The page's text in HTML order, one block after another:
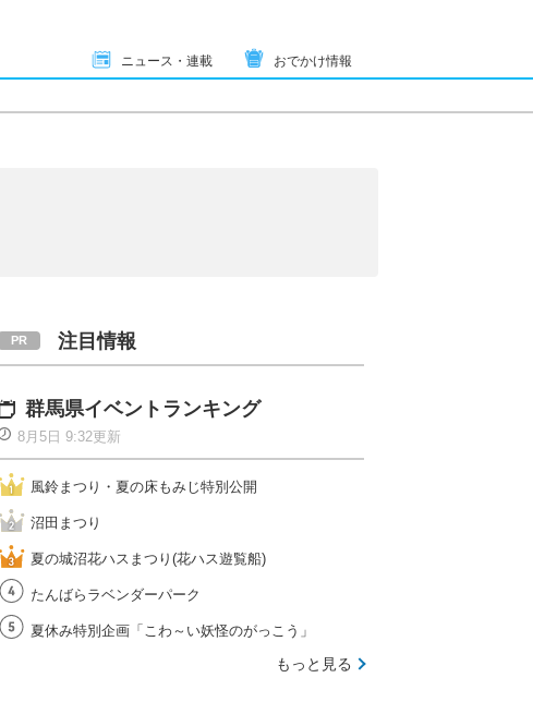
ニュース・連載 おでかけ情報
注目情報
群馬県イベントランキング
8月5日 9:32更新
風鈴まつり・夏の床もみじ特別公開
沼田まつり
夏の城沼花ハスまつり(花ハス遊覧船)
たんばらラベンダーパーク
夏休み特別企画「こわ～い妖怪のがっこう」
もっと見る